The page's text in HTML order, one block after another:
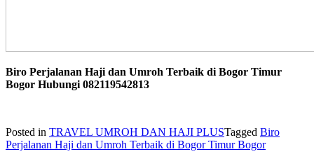
Biro Perjalanan Haji dan Umroh Terbaik di Bogor Timur
Bogor Hubungi 082119542813
Posted in TRAVEL UMROH DAN HAJI PLUSTagged Biro
Perjalanan Haji dan Umroh Terbaik di Bogor Timur Bogor